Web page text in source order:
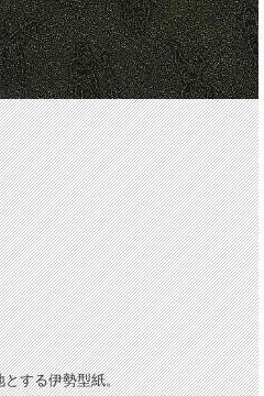
とする伊勢型紙。